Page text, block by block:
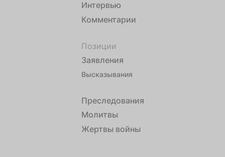
Интервью
Комментарии
Позиции
Заявления
Высказывания
Преследования
Молитвы
Жертвы войны